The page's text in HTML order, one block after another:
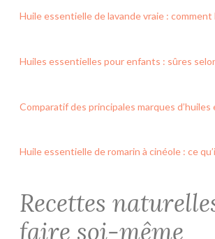
Huile essentielle de lavande vraie : comment
Huiles essentielles pour enfants : sûres
Comparatif des principales marques
Huile essentielle de romarin à cinéole : ce
Recettes
faire soi-même